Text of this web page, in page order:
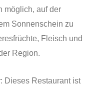
möglich, auf der
Sonnenschein zu
Fleisch und
Region.
: Dieses Restaurant ist